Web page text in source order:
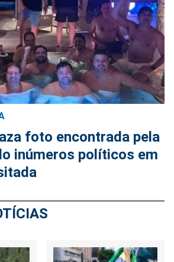
foto encontrada pela
inúmeros políticos em